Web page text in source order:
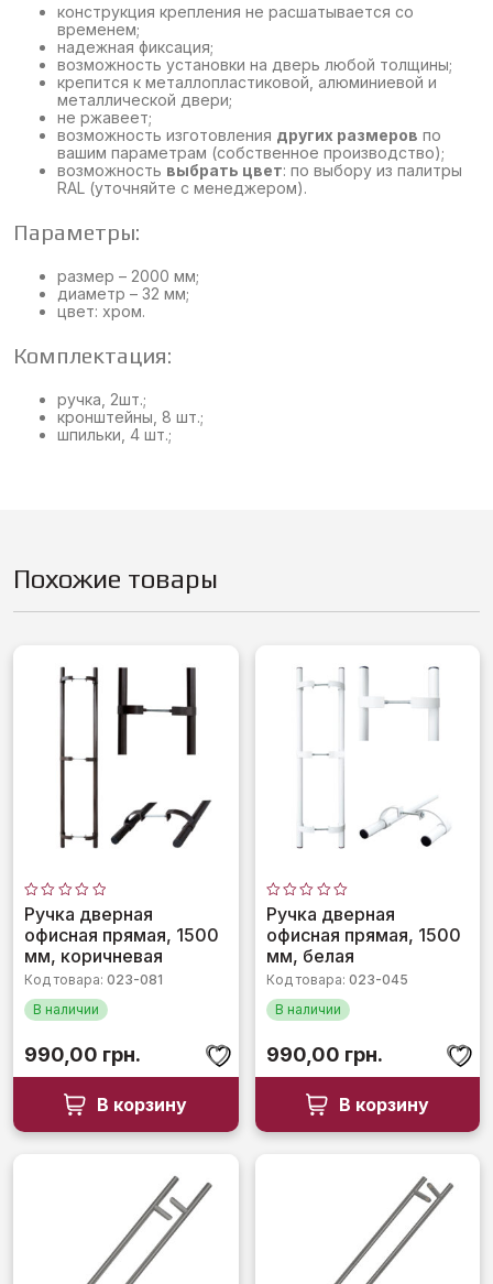
конструкция крепления не расшатывается со
временем;
надежная фиксация;
возможность установки на дверь любой толщины;
крепится к металлопластиковой, алюминиевой и
металлической двери;
не ржавеет;
возможность изготовления других размеров по
вашим параметрам (собственное производство);
возможность выбрать цвет: по выбору из палитры
RAL (уточняйте с менеджером).
Параметры:
размер – 2000 мм;
диаметр – 32 мм;
цвет: хром.
Комплектация:
ручка, 2шт.;
кронштейны, 8 шт.;
шпильки, 4 шт.;
Похожие товары
Оценка
0
из
Ручка дверная
офисная прямая, 1500
мм, коричневая
Код товара: 023-081
В наличии
990,00 грн.
В корзину
Оценка
0
из
Ручка дверная
офисная прямая, 1500
мм, белая
Код товара: 023-045
В наличии
990,00 грн.
В корзину